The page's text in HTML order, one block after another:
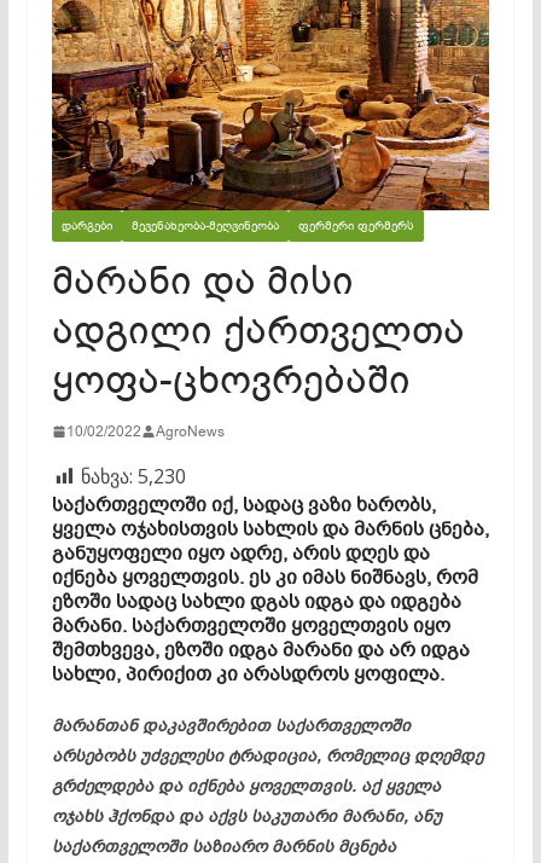
ᲓᲐᲠᲒᲔᲑᲘ ᲛᲔᲕᲔᲜᲐᲮᲔᲝᲑᲐ-ᲛᲔᲦᲕᲘᲜᲔᲝᲑᲐ ᲤᲔᲠᲛᲔᲠᲘ ᲤᲔᲠᲛᲔᲠᲡ
მარანი და მისი
ადგილი ქართველთა
ყოფა-ცხოვრებაში
10/02/2022 AgroNews
ნახვა: 5,230
საქართველოში იქ, სადაც ვაზი ხარობს,
ყველა ოჯახისთვის სახლის და მარნის ცნება,
განუყოფელი იყო ადრე, არის დღეს და
იქნება ყოველთვის. ეს კი იმას ნიშნავს, რომ
ეზოში სადაც სახლი დგას იდგა და იდგება
მარანი. საქართველოში ყოველთვის იყო
შემთხვევა, ეზოში იდგა მარანი და არ იდგა
სახლი, პირიქით კი არასდროს ყოფილა.
მარანთან დაკავშირებით საქართველოში
არსებობს უძველესი ტრადიცია, რომელიც დღემდე
გრძელდება და იქნება ყოველთვის. აქ ყველა
ოჯახს ჰქონდა და აქვს საკუთარი მარანი, ანუ
საქართველოში საზიარო მარნის მცნება